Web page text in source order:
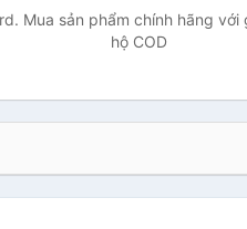
Mua sản phẩm chính hãng
hộ COD